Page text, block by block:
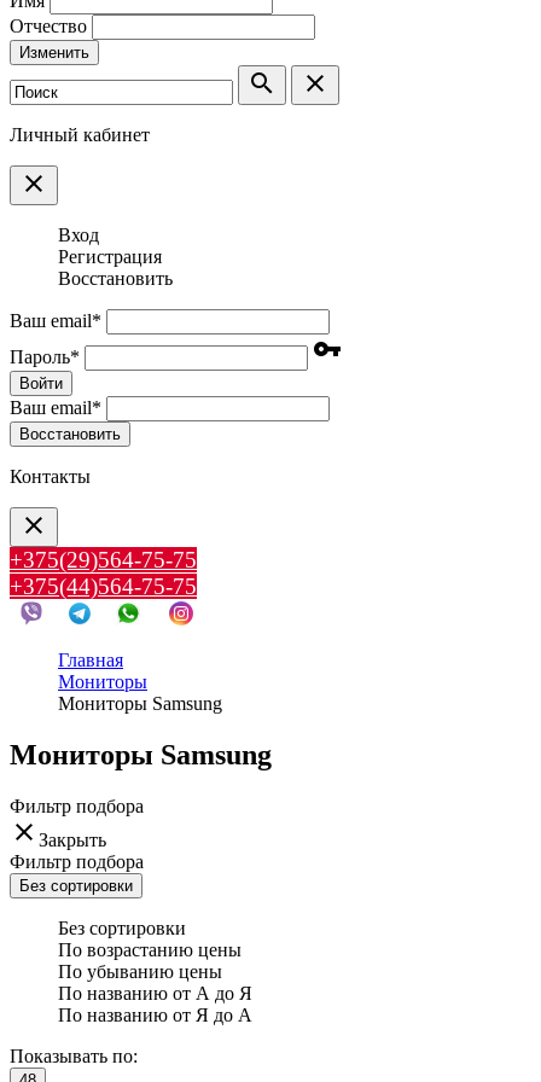
Отчество
Изменить
search clear
Личный кабинет
clear
Вход
Регистрация
Восстановить
Ваш email*
Пароль* vpn_key
Войти
Ваш email*
Воcстановить
Контакты
clear
+375(29)564-75-75
+375(44)564-75-75
Главная
Мониторы
Мониторы Samsung
Мониторы Samsung
Фильтр подбора
clear Закрыть
Фильтр подбора
Без сортировки
Без сортировки
По возрастанию цены
По убыванию цены
По названию от А до Я
По названию от Я до А
Показывать по: